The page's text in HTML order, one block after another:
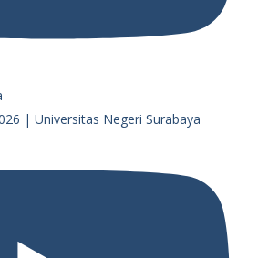
| Universitas Negeri Surabaya